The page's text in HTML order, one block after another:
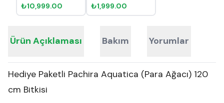
₺10,999.00 ₺1,999.00
Ürün Açıklaması Bakım Yorumlar
Hediye Paketli Pachira Aquatica (Para Ağacı) 120
cm Bitkisi